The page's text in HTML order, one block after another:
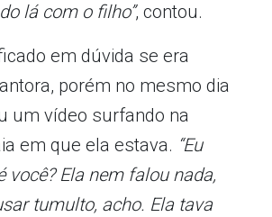
lá com o filho”, contou.
em dúvida se era
porém no mesmo dia
um vídeo surfando na
em que ela estava. “Eu
você? Ela nem falou nada,
tumulto, acho. Ela tava